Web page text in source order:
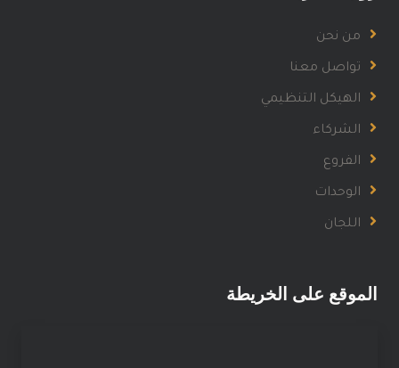
من نحن
تواصل معنا
الهيكل التنظيمي
الشركاء
الفروع
الوحدات
اللجان
الموقع على الخريطة